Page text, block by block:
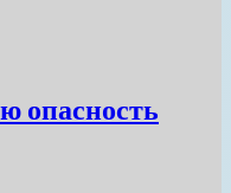
опасность